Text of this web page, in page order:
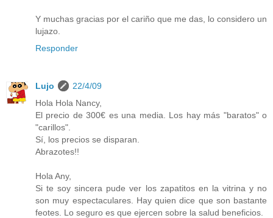
Y muchas gracias por el cariño que me das, lo considero un
lujazo.
Responder
Lujo
22/4/09
Hola Hola Nancy,
El precio de 300€ es una media. Los hay más "baratos" o
"carillos".
Sí, los precios se disparan.
Abrazotes!!
Hola Any,
Si te soy sincera pude ver los zapatitos en la vitrina y no
son muy espectaculares. Hay quien dice que son bastante
feotes. Lo seguro es que ejercen sobre la salud beneficios.